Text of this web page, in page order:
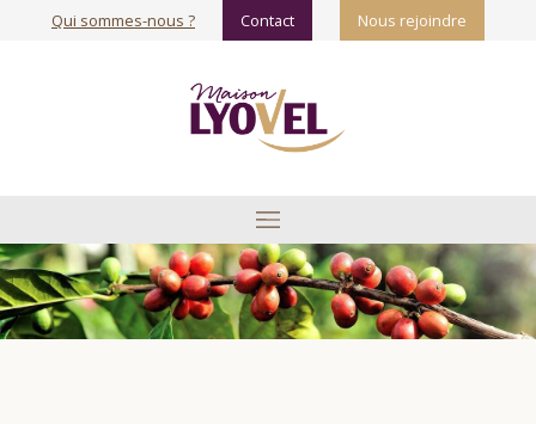
Qui sommes-nous ? Contact Nous rejoindre